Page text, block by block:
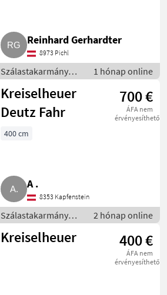
Reinhard Gerhardter
8973 Pichl
Szálastakarmány
betakarítók /
Rendkezelő
1 hónap online
Kreiselheuer
Deutz Fahr
700 €
ÁFA nem
érvényesíthető
400 cm
A .
8353 Kapfenstein
Szálastakarmány
betakarítók /
Rendkezelő
2 hónap online
Kreiselheuer 400 €
ÁFA nem
érvényesíthető